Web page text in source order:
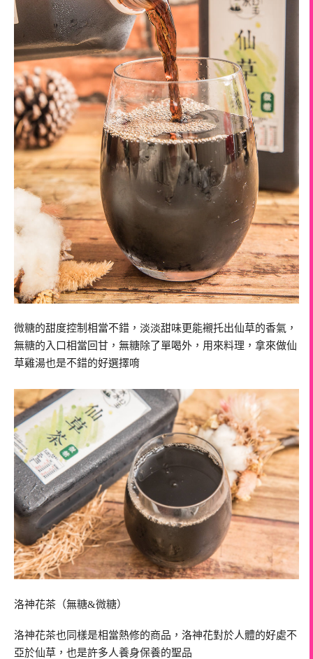
微糖的甜度控制相當不錯，淡淡甜味更能襯托出仙草的香氣，
無糖的入口相當回甘，無糖除了單喝外，用來料理，拿來做仙
草雞湯也是不錯的好選擇唷
洛神花茶（無糖&微糖）
洛神花茶也同樣是相當熱修的商品，洛神花對於人體的好處不
亞於仙草，也是許多人養身保養的聖品